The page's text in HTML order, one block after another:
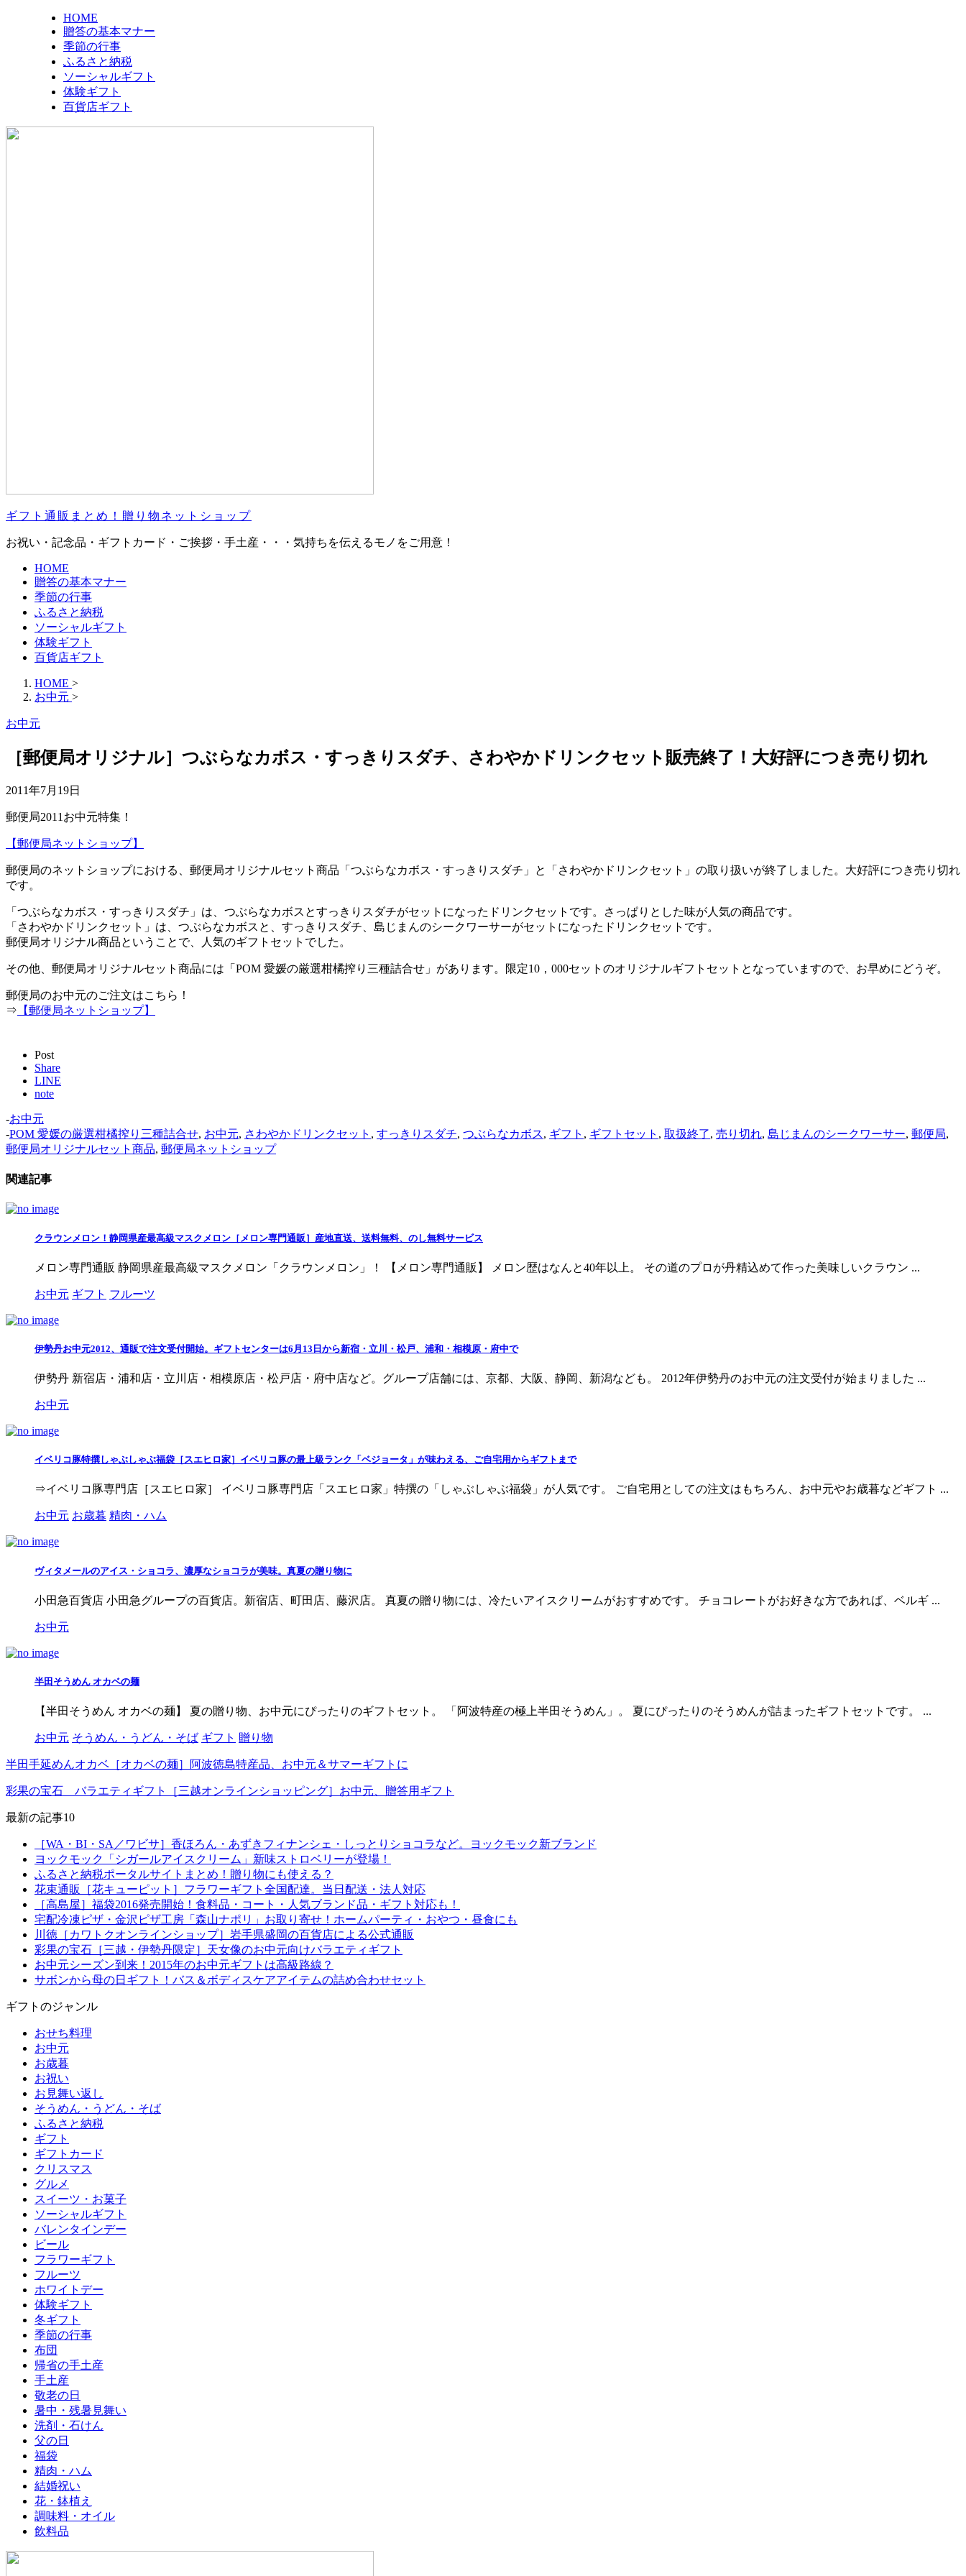
HOME
贈答の基本マナー
季節の行事
ふるさと納税
ソーシャルギフト
体験ギフト
百貨店ギフト
ギフト通販まとめ！贈り物ネットショップ
お祝い・記念品・ギフトカード・ご挨拶・手土産・・・気持ちを伝えるモノをご用意！
HOME
贈答の基本マナー
季節の行事
ふるさと納税
ソーシャルギフト
体験ギフト
百貨店ギフト
HOME >
お中元 >
お中元
［郵便局オリジナル］つぶらなカボス・すっきりスダチ、さわやかドリンクセット販売終了！大好評につき売り切れ
2011年7月19日
郵便局2011お中元特集！
【郵便局ネットショップ】
郵便局のネットショップにおける、郵便局オリジナルセット商品「つぶらなカボス・すっきりスダチ」と「さわやかドリンクセット」の取り扱いが終了しました。大好評につき売り切れ
です。
「つぶらなカボス・すっきりスダチ」は、つぶらなカボスとすっきりスダチがセットになったドリンクセットです。さっぱりとした味が人気の商品です。
「さわやかドリンクセット」は、つぶらなカボスと、すっきりスダチ、島じまんのシークワーサーがセットになったドリンクセットです。
郵便局オリジナル商品ということで、人気のギフトセットでした。
その他、郵便局オリジナルセット商品には「POM 愛媛の厳選柑橘搾り三種詰合せ」があります。限定10，000セットのオリジナルギフトセットとなっていますので、お早めにどうぞ。
郵便局のお中元のご注文はこちら！
⇒ 【郵便局ネットショップ】
Post
Share
LINE
note
-お中元
-POM 愛媛の厳選柑橘搾り三種詰合せ, お中元, さわやかドリンクセット , すっきりスダチ, つぶらなカボス, ギフト , ギフトセット , 取扱終了, 売り切れ, 島じまんのシークワーサー, 郵便局,
郵便局オリジナルセット商品, 郵便局ネットショップ
関連記事
クラウンメロン！静岡県産最高級マスクメロン［メロン専門通販］産地直送、送料無料、のし無料サービス
メロン専門通販 静岡県産最高級マスクメロン「クラウンメロン」！ 【メロン専門通販】 メロン歴はなんと40年以上。 その道のプロが丹精込めて作った美味しいクラウン ...
お中元 ギフト フルーツ
伊勢丹お中元2012、通販で注文受付開始。ギフトセンターは6月13日から新宿・立川・松戸、浦和・相模原・府中で
伊勢丹 新宿店・浦和店・立川店・相模原店・松戸店・府中店など。グループ店舗には、京都、大阪、静岡、新潟なども。 2012年伊勢丹のお中元の注文受付が始まりました ...
お中元
イベリコ豚特撰しゃぶしゃぶ福袋［スエヒロ家］イベリコ豚の最上級ランク「ベジョータ」が味わえる、ご自宅用からギフトまで
⇒イベリコ豚専門店［スエヒロ家］ イベリコ豚専門店「スエヒロ家」特撰の「しゃぶしゃぶ福袋」が人気です。 ご自宅用としての注文はもちろん、お中元やお歳暮などギフト ...
お中元 お歳暮 精肉・ハム
ヴィタメールのアイス・ショコラ、濃厚なショコラが美味。真夏の贈り物に
小田急百貨店 小田急グループの百貨店。新宿店、町田店、藤沢店。 真夏の贈り物には、冷たいアイスクリームがおすすめです。 チョコレートがお好きな方であれば、ベルギ ...
お中元
半田そうめん オカベの麺
【半田そうめん オカベの麺】 夏の贈り物、お中元にぴったりのギフトセット。 「阿波特産の極上半田そうめん」。 夏にぴったりのそうめんが詰まったギフトセットです。 ...
お中元 そうめん・うどん・そば ギフト 贈り物
半田手延めんオカベ［オカベの麺］阿波徳島特産品、お中元＆サマーギフトに
彩果の宝石 バラエティギフト［三越オンラインショッピング］お中元、贈答用ギフト
最新の記事10
［WA・BI・SA／ワビサ］香ほろん・あずきフィナンシェ・しっとりショコラなど。ヨックモック新ブランド
ヨックモック「シガールアイスクリーム」新味ストロベリーが登場！
ふるさと納税ポータルサイトまとめ！贈り物にも使える？
花束通販［花キューピット］フラワーギフト全国配達。当日配送・法人対応
［高島屋］福袋2016発売開始！食料品・コート・人気ブランド品・ギフト対応も！
宅配冷凍ピザ・金沢ピザ工房「森山ナポリ」お取り寄せ！ホームパーティ・おやつ・昼食にも
川徳［カワトクオンラインショップ］岩手県盛岡の百貨店による公式通販
彩果の宝石［三越・伊勢丹限定］天女像のお中元向けバラエティギフト
お中元シーズン到来！2015年のお中元ギフトは高級路線？
サボンから母の日ギフト！バス＆ボディスケアアイテムの詰め合わせセット
ギフトのジャンル
おせち料理
お中元
お歳暮
お祝い
お見舞い返し
そうめん・うどん・そば
ふるさと納税
ギフト
ギフトカード
クリスマス
グルメ
スイーツ・お菓子
ソーシャルギフト
バレンタインデー
ビール
フラワーギフト
フルーツ
ホワイトデー
体験ギフト
冬ギフト
季節の行事
布団
帰省の手土産
手土産
敬老の日
暑中・残暑見舞い
洗剤・石けん
父の日
福袋
精肉・ハム
結婚祝い
花・鉢植え
調味料・オイル
飲料品